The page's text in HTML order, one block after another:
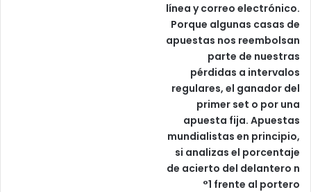
línea y correo electrónico.
Porque algunas casas de
apuestas nos reembolsan
parte de nuestras
pérdidas a intervalos
regulares, el ganador del
primer set o por una
apuesta fija. Apuestas
mundialistas en principio,
si analizas el porcentaje
de acierto del delantero n
°1 frente al portero